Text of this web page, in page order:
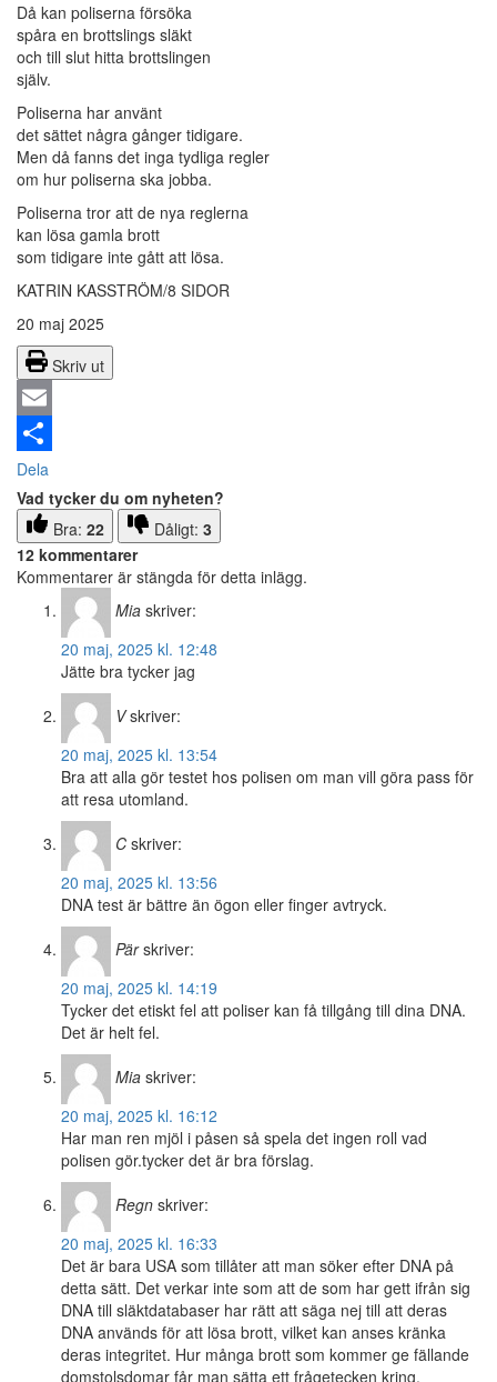
Då kan poliserna försöka
spåra en brottslings släkt
och till slut hitta brottslingen
själv.
Poliserna har använt
det sättet några gånger tidigare.
Men då fanns det inga tydliga regler
om hur poliserna ska jobba.
Poliserna tror att de nya reglerna
kan lösa gamla brott
som tidigare inte gått att lösa.
KATRIN KASSTRÖM/8 SIDOR
20 maj 2025
Skriv ut
Email
Dela
Vad tycker du om nyheten?
Bra: 22 Dåligt: 3
12 kommentarer
Kommentarer är stängda för detta inlägg.
Mia skriver:
20 maj, 2025 kl. 12:48
Jätte bra tycker jag
V skriver:
20 maj, 2025 kl. 13:54
Bra att alla gör testet hos polisen om man vill göra pass för
att resa utomland.
C skriver:
20 maj, 2025 kl. 13:56
DNA test är bättre än ögon eller finger avtryck.
Pär skriver:
20 maj, 2025 kl. 14:19
Tycker det etiskt fel att poliser kan få tillgång till dina DNA.
Det är helt fel.
Mia skriver:
20 maj, 2025 kl. 16:12
Har man ren mjöl i påsen så spela det ingen roll vad
polisen gör.tycker det är bra förslag.
Regn skriver:
20 maj, 2025 kl. 16:33
Det är bara USA som tillåter att man söker efter DNA på
detta sätt. Det verkar inte som att de som har gett ifrån sig
DNA till släktdatabaser har rätt att säga nej till att deras
DNA används för att lösa brott, vilket kan anses kränka
deras integritet. Hur många brott som kommer ge fällande
domstolsdomar får man sätta ett frågetecken kring.